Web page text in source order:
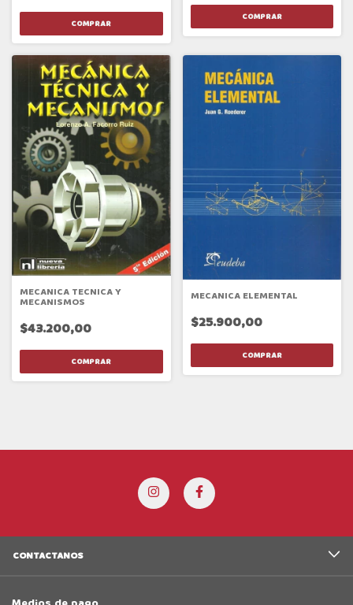
MECANICA TECNICA Y
MECANISMOS
$43.200,00
MECANICA ELEMENTAL
$25.900,00
CONTACTANOS